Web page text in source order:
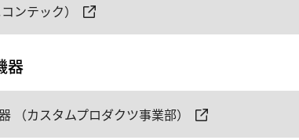
ンテック）
器
（カスタムプロダクツ事業部）